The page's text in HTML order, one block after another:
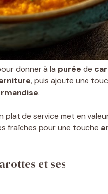
donner à la purée de
, puis ajoute une
.
plat de service met en
fraîches pour une touche
et ses